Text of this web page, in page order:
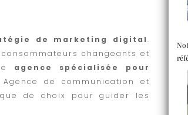
de marketing digital.
changeants et
agence spécialisée pour
de communication et
de choix pour guider les